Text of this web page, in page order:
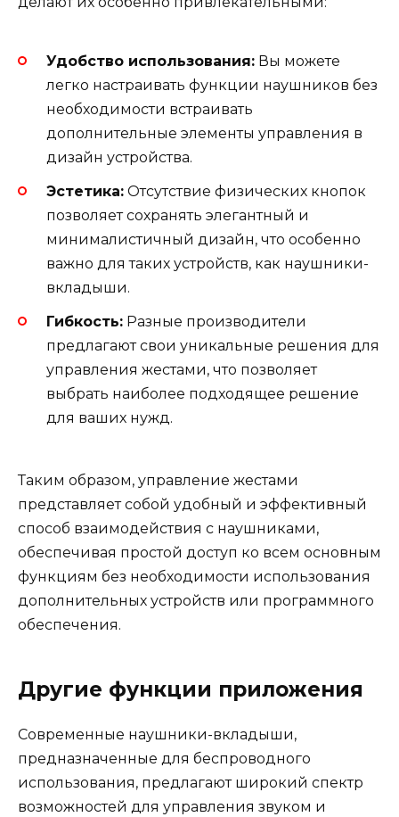
Удобство использования: Вы можете
легко настраивать функции наушников без
необходимости встраивать
дополнительные элементы управления в
дизайн устройства.
Эстетика: Отсутствие физических кнопок
позволяет сохранять элегантный и
минималистичный дизайн, что особенно
важно для таких устройств, как наушники-
вкладыши.
Гибкость: Разные производители
предлагают свои уникальные решения для
управления жестами, что позволяет
выбрать наиболее подходящее решение
для ваших нужд.
Таким образом, управление жестами
представляет собой удобный и эффективный
способ взаимодействия с наушниками,
обеспечивая простой доступ ко всем основным
функциям без необходимости использования
дополнительных устройств или программного
обеспечения.
Другие функции приложения
Современные наушники-вкладыши,
предназначенные для беспроводного
использования, предлагают широкий спектр
возможностей для управления звуком и